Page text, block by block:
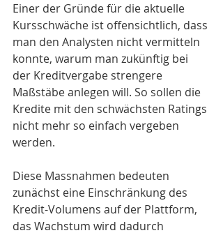
Einer der Gründe für die aktuelle
Kursschwäche ist offensichtlich, dass
man den Analysten nicht vermitteln
konnte, warum man zukünftig bei
der Kreditvergabe strengere
Maßstäbe anlegen will. So sollen die
Kredite mit den schwächsten Ratings
nicht mehr so einfach vergeben
werden.
Diese Massnahmen bedeuten
zunächst eine Einschränkung des
Kredit-Volumens auf der Plattform,
das Wachstum wird dadurch